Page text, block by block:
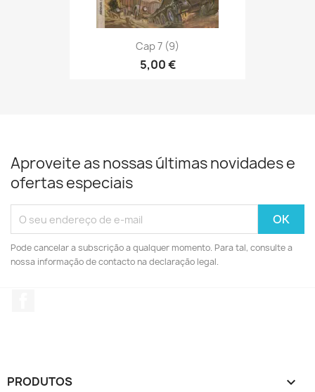
Cap 7 (9)
5,00 €
Aproveite as nossas últimas novidades e
ofertas especiais
Pode cancelar a subscrição a qualquer momento. Para tal, consulte a
nossa informação de contacto na declaração legal.
PRODUTOS 